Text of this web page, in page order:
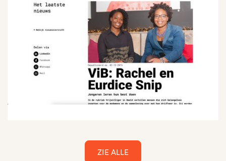
ZIE ALLE